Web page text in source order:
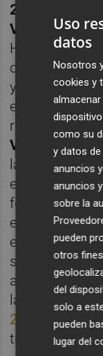
2023/24
Valencia. Esa
Hércules en
que apenas
y que perdía
esta
rendimiento
Valencia
la opción de
encerraba la
fórmulas, al
escaparate
equipo de
servido para
alguno de los
la pista
2021
, con la
tras
Uso
datos
Nosotros
cookies y
como su
y datos
anuncios
anuncios
sobre la
pueden
otros
del
solo a
pueden
lugar del